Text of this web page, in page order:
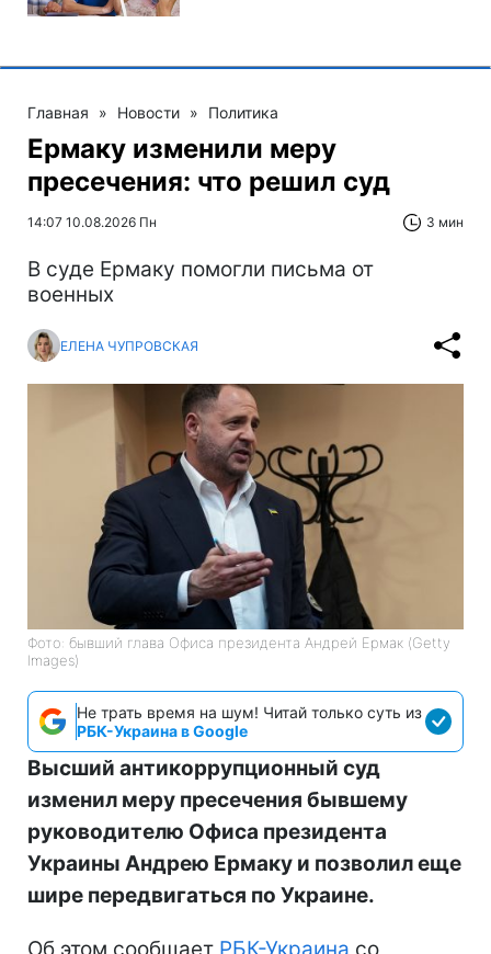
Главная » Новости » Политика
Ермаку изменили меру
пресечения: что решил суд
14:07 10.08.2026 Пн 3 мин
В суде Ермаку помогли письма от
военных
ЕЛЕНА ЧУПРОВСКАЯ
Фото: бывший глава Офиса президента Андрей Ермак (Getty
Images)
Не трать время на шум! Читай только суть из
РБК-Украина в Google
Высший антикоррупционный суд
изменил меру пресечения бывшему
руководителю Офиса президента
Украины Андрею Ермаку и позволил еще
шире передвигаться по Украине.